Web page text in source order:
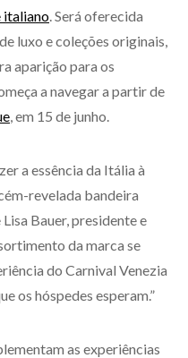
italiano . Será oferecida
luxo e coleções originais,
aparição para os
a navegar a partir de
, em 15 de junho.
a essência da Itália à
revelada bandeira
Lisa Bauer, presidente e
da marca se
do Carnival Venezia
os hóspedes esperam.”
as experiências